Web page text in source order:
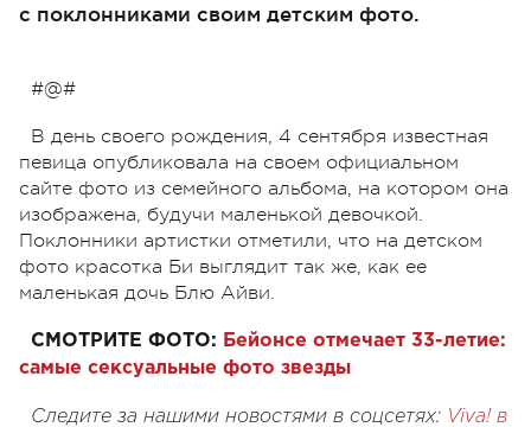
с поклонниками своим детским фото.
#@#
В день своего рождения, 4 сентября известная
певица опубликовала на своем официальном
сайте фото из семейного альбома, на котором она
изображена, будучи маленькой девочкой.
Поклонники артистки отметили, что на детском
фото красотка Би выглядит так же, как ее
маленькая дочь Блю Айви.
СМОТРИТЕ ФОТО: Бейонсе отмечает 33-летие:
самые сексуальные фото звезды
Следите за нашими новостями в соцсетях: Viva! в